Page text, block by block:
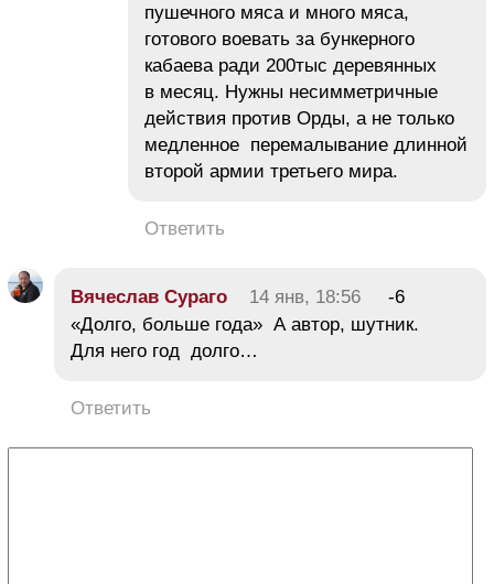
пушечного мяса и много мяса,
готового воевать за бункерного
кабаева ради 200тыс деревянных
в месяц. Нужны несимметричные
действия против Орды, а не только
медленное перемалывание длинной
второй армии третьего мира.
Ответить
Вячеслав Сураго 14 янв, 18:56
-6
«Долго, больше года» А автор, шутник.
Для него год долго…
Ответить